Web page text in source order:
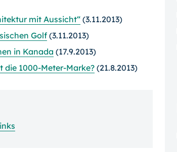
mit Aussicht“ (3.11.2013)
Golf (3.11.2013)
in Kanada (17.9.2013)
die 1000-Meter-Marke? (21.8.2013)